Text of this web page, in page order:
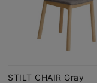
STILT CHAIR Gray